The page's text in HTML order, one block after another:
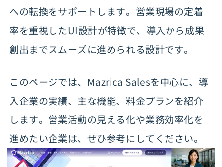
への転換をサポートします。営業現場の定着
率を重視したUI設計が特徴で、導入から成果
創出までスムーズに進められる設計です。
このページでは、Mazrica Salesを中心に、導
入企業の実績、主な機能、料金プランを紹介
します。営業活動の見える化や業務効率化を
進めたい企業は、ぜひ参考にしてください。